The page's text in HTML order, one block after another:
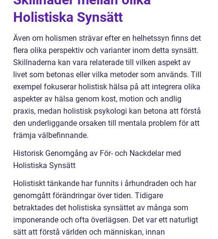
Holistiska Synsätt
Även om holismen strävar efter en helhetssyn finns det
flera olika perspektiv och varianter inom detta synsätt.
Skillnaderna kan vara relaterade till vilken aspekt av
livet som betonas eller vilka metoder som används. Till
exempel fokuserar holistisk hälsa på att integrera olika
aspekter av hälsa genom kost, motion och andlig
praxis, medan holistisk psykologi kan betona att förstå
den underliggande orsaken till mentala problem för att
främja välbefinnande.
Historisk Genomgång av För- och Nackdelar med
Holistiska Synsätt
Holistiskt tänkande har funnits i århundraden och har
genomgått förändringar över tiden. Tidigare
betraktades det holistiska synsättet av många som
imponerande och ofta överlägsen. Det var ett naturligt
sätt att förstå världen och människan, innan